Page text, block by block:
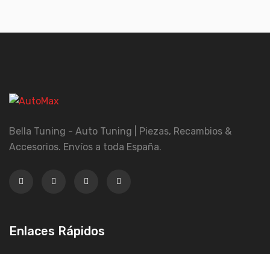
Bella Tuning - Auto Tuning | Piezas, Recambios &
Accesorios. Envíos a toda España.
Enlaces Rápidos